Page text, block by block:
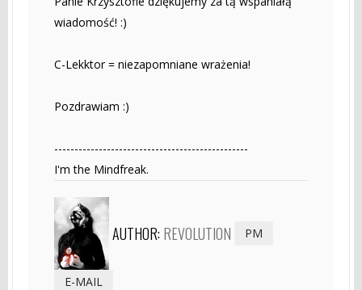
wiadomość! :)
C-Lekktor = niezapomniane wrażenia!
Pozdrawiam :)
------------------------------------------------
I'm the Mindfreak.
AUTHOR: REVOLUTION PM
E-MAIL